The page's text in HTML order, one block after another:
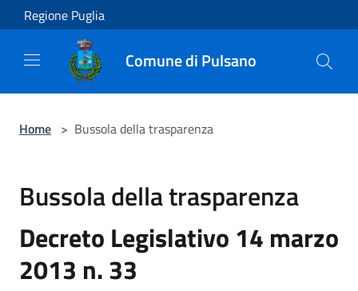
Salta al contenuto principale
Regione Puglia
Comune di Pulsano
Home > Bussola della trasparenza
Bussola della trasparenza
Decreto Legislativo 14 marzo
2013 n. 33